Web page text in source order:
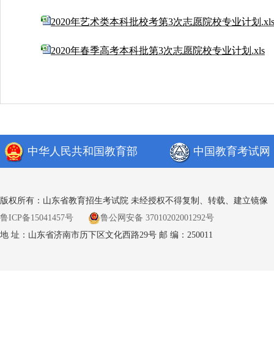
2020年艺术类本科批校考第3次志愿院校专业计划.xls
2020年春季高考本科批第3次志愿院校专业计划.xls
中华人民共和国教育部 中国教育考试网
版权所有：山东省教育招生考试院 未经授权不得复制、转载、建立镜像
鲁ICP备15041457号
鲁公网安备 37010202001292号
地 址：山东省济南市历下区文化西路29号 邮 编：250011